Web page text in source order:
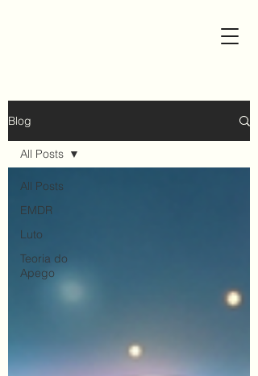
Blog
All Posts
EMDR
Luto
Teoria do
Apego
All Posts